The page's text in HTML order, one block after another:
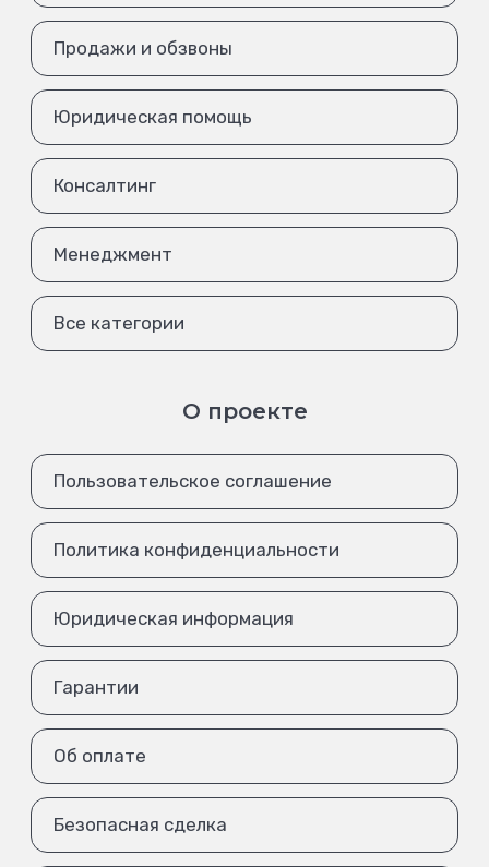
Продажи и обзвоны
Юридическая помощь
Консалтинг
Менеджмент
Все категории
О проекте
Пользовательское соглашение
Политика конфиденциальности
Юридическая информация
Гарантии
Об оплате
Безопасная сделка